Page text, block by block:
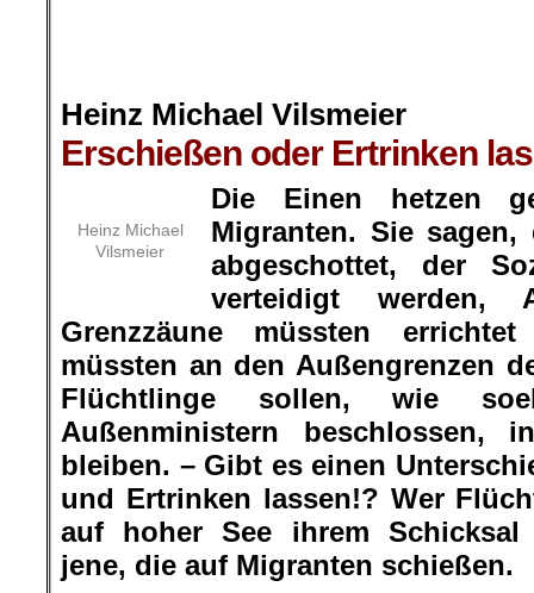
Heinz Michael Vilsmeier
Erschießen oder Ertrinken
Heinz Michael
Vilsmeier
Die Einen hetzen
Migranten. Sie
abgeschottet, der
verteidigt werden,
Grenzzäune müssten
müssten an den Außengrenzen
Flüchtlinge sollen, wie
Außenministern beschlossen,
bleiben. – Gibt es einen
und Ertrinken lassen!? Wer
auf hoher See ihrem Schicksal
jene, die auf Migranten schießen.